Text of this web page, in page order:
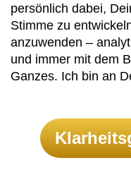
persönlich dabei,
Stimme zu
anzuwenden –
und immer mit dem
Ganzes. Ich bin an